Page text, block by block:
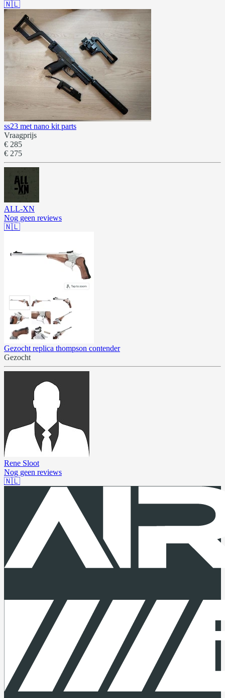
🇳🇱
ss23 met nano kit parts
Vraagprijs
€ 285
€ 275
ALL-XN
Nog geen reviews
🇳🇱
Gezocht replica thompson contender
Gezocht
Rene Sloot
Nog geen reviews
🇳🇱